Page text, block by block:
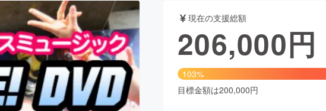
舞台・パフォーマンス
ビス開発 フード・飲食店 ファッション
出版 アニメ・漫画
現在の支援総額
206,000円
103%
目標金額は200,000円